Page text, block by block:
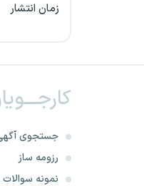
خراسان
خرم آباد
خوزستان
زمان انتشار
جستجوی
رزومه ساز
نمونه